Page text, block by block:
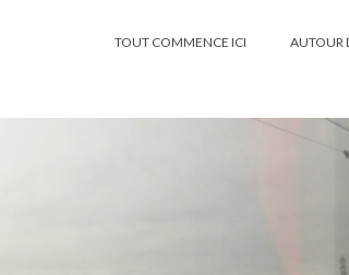
TOUT COMMENCE ICI AUTOUR